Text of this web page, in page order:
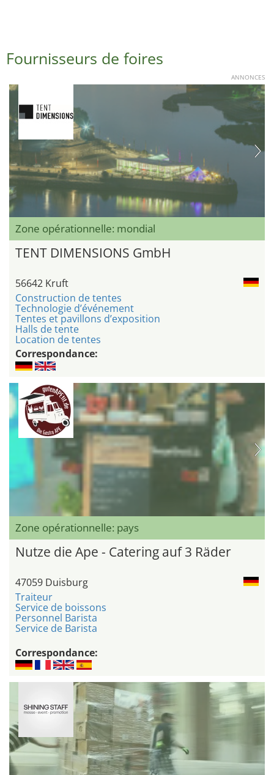
Fournisseurs de foires
ANNONCES
Zone opérationnelle: mondial
TENT DIMENSIONS GmbH
56642 Kruft
Construction de tentes
Technologie d’événement
Tentes et pavillons d’exposition
Halls de tente
Location de tentes
Correspondance:
Zone opérationnelle: pays
Nutze die Ape - Catering auf 3 Räder
47059 Duisburg
Traiteur
Service de boissons
Personnel Barista
Service de Barista
Correspondance: